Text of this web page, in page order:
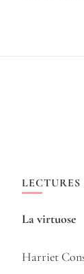
La virtuose
Harriet